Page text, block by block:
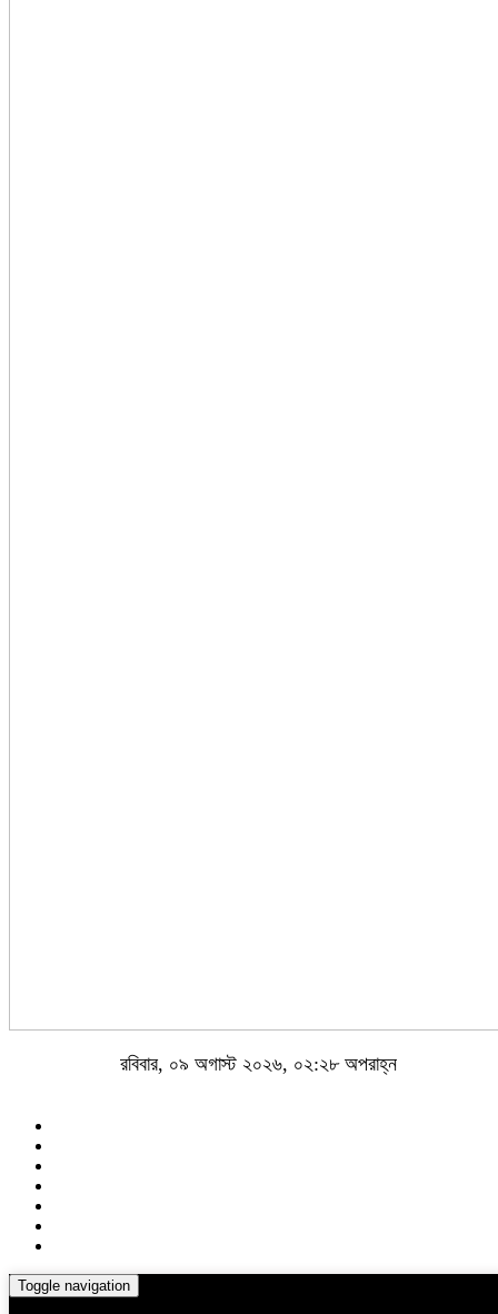
রবিবার, ০৯ অগাস্ট ২০২৬, ০২:২৮ অপরাহ্ন
Toggle navigation